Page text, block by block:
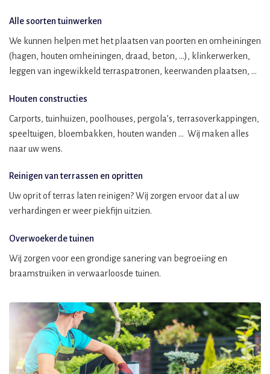
Alle soorten tuinwerken
We kunnen helpen met het plaatsen van poorten en omheiningen
(hagen, houten omheiningen, draad, beton, …), klinkerwerken,
leggen van ingewikkeld terraspatronen, keerwanden plaatsen, …
Houten constructies
Carports, tuinhuizen, poolhouses, pergola’s, terrasoverkappingen,
speeltuigen, bloembakken, houten wanden … Wij maken alles
naar uw wens.
Reinigen van terrassen en opritten
Uw oprit of terras laten reinigen? Wij zorgen ervoor dat al uw
verhardingen er weer piekfijn uitzien.
Overwoekerde tuinen
Wij zorgen voor een grondige sanering van begroeiing en
braamstruiken in verwaarloosde tuinen.